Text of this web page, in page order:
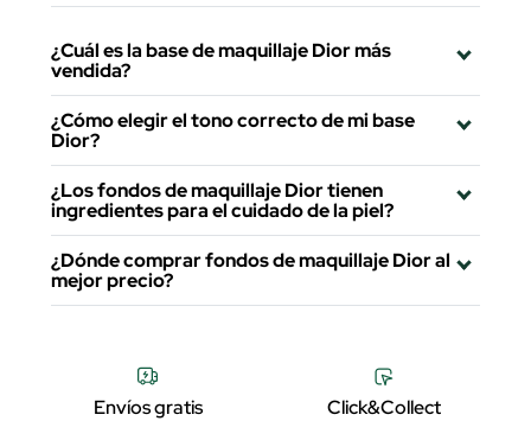
¿Cuál es la base de maquillaje Dior más
vendida?
¿Cómo elegir el tono correcto de mi base
Dior?
¿Los fondos de maquillaje Dior tienen
ingredientes para el cuidado de la piel?
¿Dónde comprar fondos de maquillaje Dior al
mejor precio?
Envíos gratis Click&Collect